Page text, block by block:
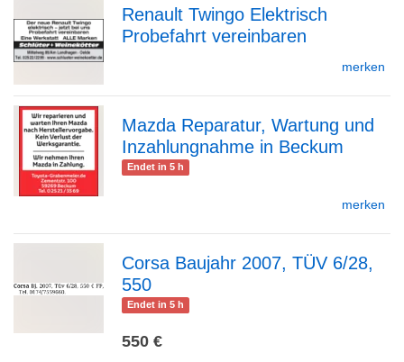
zur
Detailseite
Renault Twingo Elektrisch
Probefahrt vereinbaren
merken
Mazda Reparatur, Wartung und
Inzahlungnahme in Beckum
Endet in 5 h
merken
zur
Corsa Baujahr 2007, TÜV 6/28,
550
Endet in 5 h
550 €